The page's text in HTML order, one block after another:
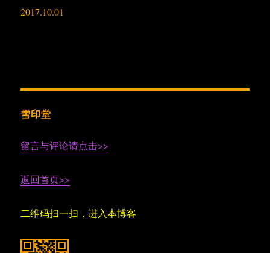
2017.10.01
雪印堂
留言与评论请点击>>
返回首页>>
二维码扫一扫，进入本博客